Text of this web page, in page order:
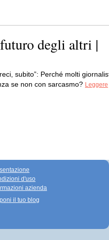
degli altri |
subito”: Perché molti
se non con sarcasmo? Leggere
d'uso
azienda
il tuo blog